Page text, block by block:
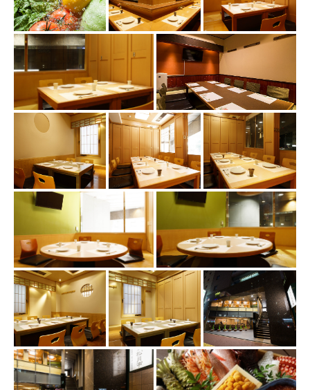
この店舗情報をシェアする
写真 | 海鮮処 松月亭 博多本店
福岡県福岡市博多区博多駅中央街4-10-2F
https://syougetsutei.owst.jp/gallery
お店情報をコピー